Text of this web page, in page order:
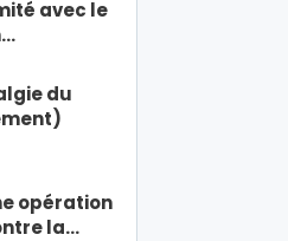
avec le
du
opération
la…